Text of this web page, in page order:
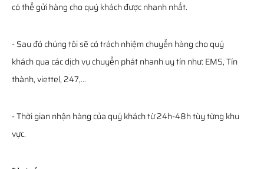
có thể gửi hàng cho quý khách được nhanh nhất.
- Sau đó chúng tôi sẽ có trách nhiệm chuyển hàng cho quý
khách qua các dịch vụ chuyển phát nhanh uy tín như: EMS, Tín
thành, viettel, 247,...
- Thời gian nhận hàng của quý khách từ 24h-48h tùy từng khu
vực.